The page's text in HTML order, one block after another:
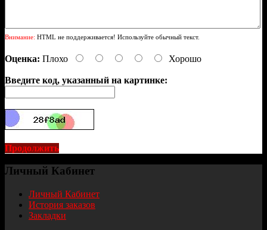
Внимание: HTML не поддерживается! Используйте обычный текст.
Оценка: Плохо Хорошо
Введите код, указанный на картинке:
Продолжить
Личный Кабинет
Личный Кабинет
История заказов
Закладки